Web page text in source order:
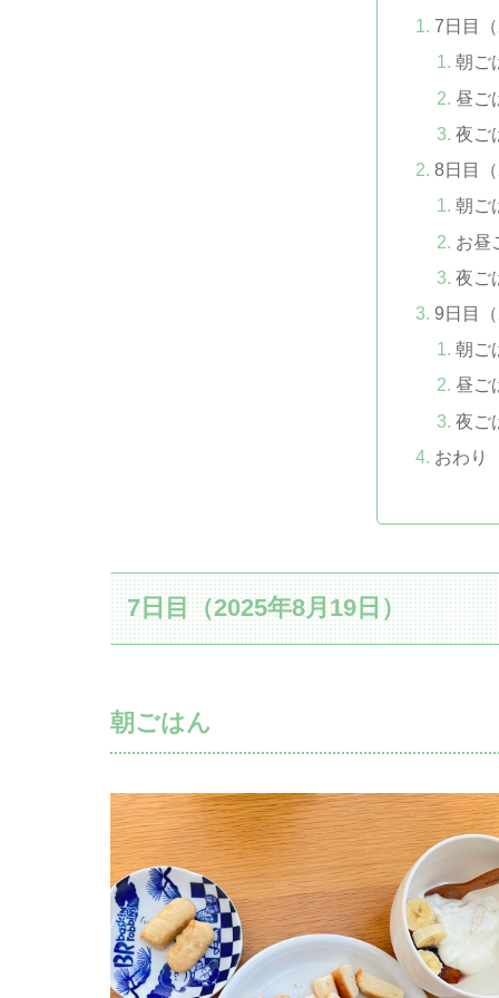
7日目
朝ご
昼ご
夜ご
8日目
朝ご
お昼
夜ご
9日目
朝ご
昼ご
夜ご
おわり
7日目（2025年8月19日）
朝ごはん